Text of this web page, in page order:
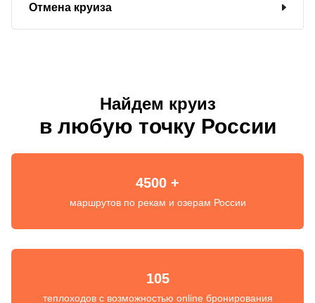
Отмена круиза
Найдем круиз
в любую точку России
4500 +
маршрутов по рекам и озерам России
105
теплоходов с возможностью online бронирования